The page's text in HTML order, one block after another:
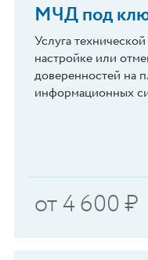
МЧД под
Услуга
настройке или
доверенностей на
информационных
от4 600₽